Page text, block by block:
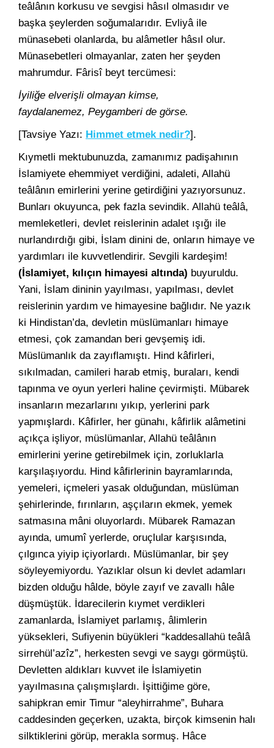
teâlânın korkusu ve sevgisi hâsıl olmasıdır ve
başka şeylerden soğumalarıdır. Evliyâ ile
münasebeti olanlarda, bu alâmetler hâsıl olur.
Münasebetleri olmayanlar, zaten her şeyden
mahrumdur. Fârisî beyt tercümesi:
İyiliğe elverişli olmayan kimse,
faydalanemez, Peygamberi de görse.
[Tavsiye Yazı: Himmet etmek nedir?].
Kıymetli mektubunuzda, zamanımız padişahının
İslamiyete ehemmiyet verdiğini, adaleti, Allahü
teâlânın emirlerini yerine getirdiğini yazıyorsunuz.
Bunları okuyunca, pek fazla sevindik. Allahü teâlâ,
memleketleri, devlet reislerinin adalet ışığı ile
nurlandırdığı gibi, İslam dinini de, onların himaye ve
yardımları ile kuvvetlendirir. Sevgili kardeşim!
(İslamiyet, kılıçın himayesi altında) buyuruldu.
Yani, İslam dininin yayılması, yapılması, devlet
reislerinin yardım ve himayesine bağlıdır. Ne yazık
ki Hindistan’da, devletin müslümanları himaye
etmesi, çok zamandan beri gevşemiş idi.
Müslümanlık da zayıflamıştı. Hind kâfirleri,
sıkılmadan, camileri harab etmiş, buraları, kendi
tapınma ve oyun yerleri haline çevirmişti. Mübarek
insanların mezarlarını yıkıp, yerlerini park
yapmışlardı. Kâfirler, her günahı, kâfirlik alâmetini
açıkça işliyor, müslümanlar, Allahü teâlânın
emirlerini yerine getirebilmek için, zorluklarla
karşılaşıyordu. Hind kâfirlerinin bayramlarında,
yemeleri, içmeleri yasak olduğundan, müslüman
şehirlerinde, fırınların, aşçıların ekmek, yemek
satmasına mâni oluyorlardı. Mübarek Ramazan
ayında, umumî yerlerde, oruçlular karşısında,
çılgınca yiyip içiyorlardı. Müslümanlar, bir şey
söyleyemiyordu. Yazıklar olsun ki devlet adamları
bizden olduğu hâlde, böyle zayıf ve zavallı hâle
düşmüştük. İdarecilerin kıymet verdikleri
zamanlarda, İslamiyet parlamış, âlimlerin
yüksekleri, Sufiyenin büyükleri “kaddesallahü teâlâ
sirrehül’azîz”, herkesten sevgi ve saygı görmüştü.
Devletten aldıkları kuvvet ile İslamiyetin
yayılmasına çalışmışlardı. İşittiğime göre,
sahipkran emir Timur “aleyhirrahme”, Buhara
caddesinden geçerken, uzakta, birçok kimsenin halı
silktiklerini görüp, merakla sormuş. Hâce